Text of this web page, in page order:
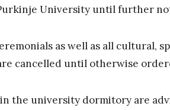
University until further
as well as all cultural,
cancelled until otherwise
the university dormitory are